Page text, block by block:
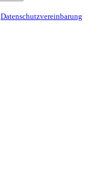
Datenschutzvereinbarung